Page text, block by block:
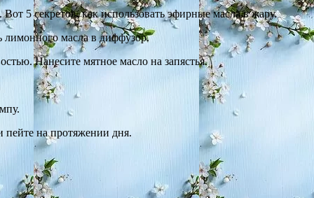
5 секретов, как использовать эфирные масла в жару.
лимонного масла в диффузор.
Нанесите мятное масло на запястья.
на протяжении дня.